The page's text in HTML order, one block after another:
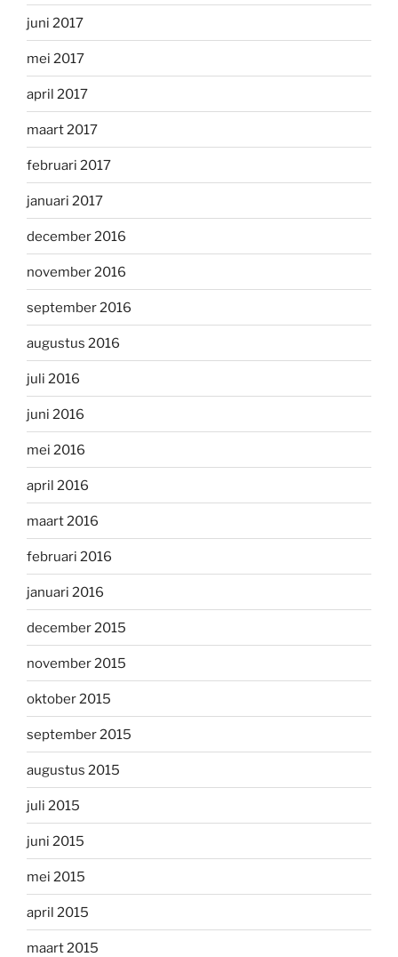
juni 2017
mei 2017
april 2017
maart 2017
februari 2017
januari 2017
december 2016
november 2016
september 2016
augustus 2016
juli 2016
juni 2016
mei 2016
april 2016
maart 2016
februari 2016
januari 2016
december 2015
november 2015
oktober 2015
september 2015
augustus 2015
juli 2015
juni 2015
mei 2015
april 2015
maart 2015